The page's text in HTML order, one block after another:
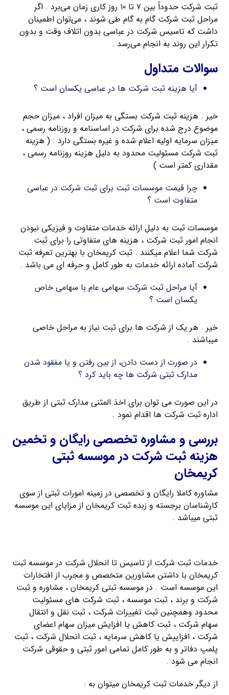
ثبت شرکت حدوداً بین ۷ تا ۱۰ روز کاری زمان می‌برد . اگر
مراحل ثبت شرکت گام به گام طی شوند ، می‌توان اطمینان
داشت که تاسیس شرکت در عباسی بدون اتلاف وقت و بدون
تکرار این روند به انجام می‌رسد .
سوالات متداول
آیا هزینه ثبت شرکت ها در عباسی یکسان است ؟
خیر . هزینه ثبت شرکت بستگی به میزان افراد ، میزان حجم
موضوع درج شده برای شرکت در اساسنامه و روزنامه رسمی ،
میزان سرمایه اولیه اعلام شده و غیره بستگی دارد . ( هزینه
ثبت شرکت مسئولیت محدود به دلیل هزینه روزنامه رسمی ،
مقداری کمتر است )
چرا قیمت موسسات ثبت برای ثبت شرکت در عباسی
متفاوت است ؟
موسسات ثبت به دلیل ارائه خدمات متفاوت و فیزیکی نبودن
انجام امور ثبت شرکت ، هزینه های متفاوتی را برای ثبت
شرکت شما اعلام میکنند . ثبت کریمخان با بهترین تعرفه ثبت
شرکت آماده ارائه خدمات به طور کامل و حرفه ای می باشد .
آیا مراحل ثبت شرکت سهامی عام با سهامی خاص
یکسان است ؟
خیر . هر یک از شرکت ها برای ثبت نیاز به مراحل خاصی
میباشند .
در صورت از دست دادن، از بین رفتن و یا مفقود شدن
مدارک ثبتی شرکت ها چه باید کرد ؟
در این صورت می توان برای اخذ المثنی مدارک ثبتی از طریق
اداره ثبت شرکت ها اقدام نمود .
بررسی و مشاوره تخصصی رایگان و تخمین
هزینه ثبت شرکت در موسسه ثبتی
کریمخان
مشاوره کاملا رایگان و تخصصی در زمینه امورات ثبتی از سوی
کارشناسان برجسته و زبده ثبت کریمخان از مزایای این موسسه
ثبتی میباشد .
خدمات ثبت شرکت از تاسیس تا انحلال شرکت در موسسه ثبت
کریمخان با داشتن مشاورین متخصص و مجرب از افتخارات
این موسسه است . در موسسه ثبتی کریمخان ، مشاوره و ثبت
شرکت و برند ، ثبت موسسه ، ثبت شرکت های مسئولیت
محدود وهمچنین ثبت تغییرات شرکت ، ثبت نقل و انتقال
سهام شرکت ، ثبت کاهش یا افزایش میزان سهام اعضای
شرکت ، افزاییش یا کاهش سرمایه ، ثبت انحلال شرکت ، ثبت
پلمپ دفاتر و به طور کامل تمامی امور ثبتی و حقوقی شرکت
انجام می شود .
از دیگر خدمات ثبت کریمخان میتوان به :